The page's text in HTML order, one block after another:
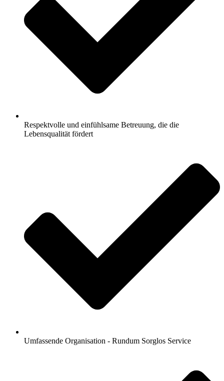
Respektvolle und einfühlsame Betreuung, die die
Lebensqualität fördert
Umfassende Organisation - Rundum Sorglos Service